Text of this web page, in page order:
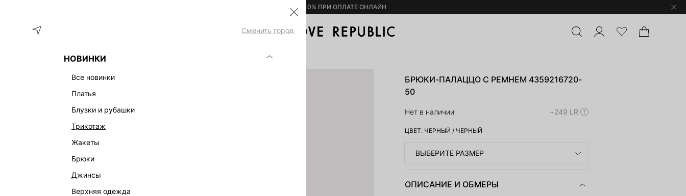
– 10% ПРИ ОПЛАТЕ ОНЛАЙН
Сменить город
НОВИНКИ
все новинки
платья
блузки и рубашки
трикотаж
жакеты
брюки
джинсы
верхняя одежда
ОДЕЖДА БРЮКИ-ПАЛАЦЦО С РЕМНЕМ 4359216720-50
БРЮКИ-ПАЛАЦЦО С РЕМНЕМ 4359216720-
50
Нет в наличии +249 LR
ЦВЕТ: ЧЕРНЫЙ / ЧЕРНЫЙ
ВЫБЕРИТЕ РАЗМЕР
ОПИСАНИЕ И ОБМЕРЫ